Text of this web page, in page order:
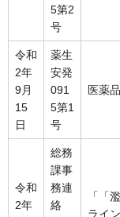
5第2
号
令和
2年
9月
15
日
薬生
安発
091
5第1
号
医薬
令和
2年
総務
課事
務連
絡
「「
ライ